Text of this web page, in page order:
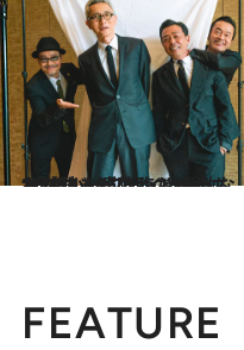
2021.4.10
“元祖バイプレイヤーズ”の4人が降臨！ 素敵なおじさま達のわちゃわちゃ対談
カルチャー
FEATURE